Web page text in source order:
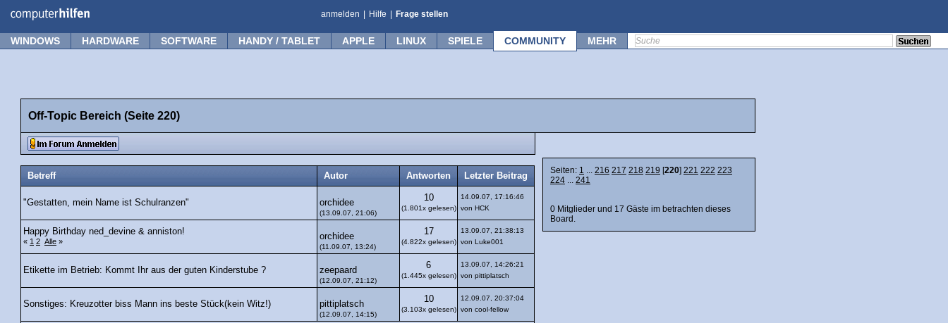
anmelden Hilfe Frage stellen
WINDOWS HARDWARE SOFTWARE HANDY / TABLET APPLE LINUX SPIELE COMMUNITY MEHR
Off-Topic Bereich (Seite 220)
Betreff Autor Antworten Letzter Beitrag
"Gestatten, mein Name ist Schulranzen" orchidee
(13.09.07, 21:06)
10
(1.801x gelesen)
14.09.07, 17:16:46
von HCK
Happy Birthday ned_devine & anniston!
« 1 2 Alle »
orchidee
(11.09.07, 13:24)
17
(4.822x gelesen)
13.09.07, 21:38:13
von Luke001
Etikette im Betrieb: Kommt Ihr aus der guten Kinderstube ? zeepaard
(12.09.07, 21:12)
6
(1.445x gelesen)
13.09.07, 14:26:21
von pittiplatsch
Sonstiges: Kreuzotter biss Mann ins beste Stück(kein Witz!) pittiplatsch
(12.09.07, 14:15)
10
(3.103x gelesen)
12.09.07, 20:37:04
von cool-fellow
Seiten: 1 ... 216 217 218 219 [220] 221 222 223
224 ... 241
0 Mitglieder und 17 Gäste im betrachten dieses
Board.